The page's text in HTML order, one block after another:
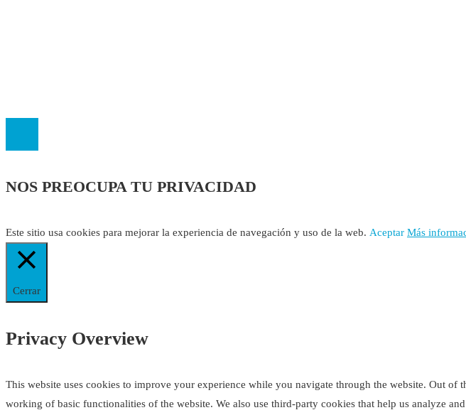
NOS PREOCUPA TU PRIVACIDAD
Este sitio usa cookies para mejorar la experiencia de navegación y uso de la web. Aceptar Más
Cerrar
Privacy Overview
This website uses cookies to improve your experience while you navigate through the website. Out of
working of basic functionalities of the website. We also use third-party cookies that help us analyze